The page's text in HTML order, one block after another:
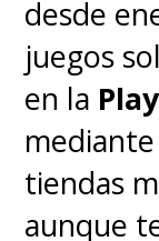
desde
juegos
en la
tiendas
aunque